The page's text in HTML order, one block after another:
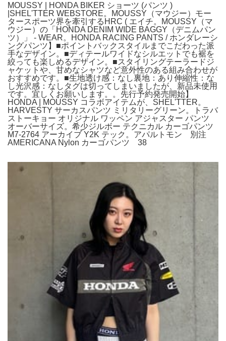
MOUSSY | HONDA BIKER ショーツ (パンツ )
|SHEL'TTER WEBSTORE。MOUSSY（マウジー）モー
タースポーツ界を牽引するHRC ( エイチ。MOUSSY（マ
ウジー）の「HONDA DENIM WIDE BAGGY（デニムパン
ツ）」 - WEAR。HONDA RACING PANTS / ホンダレーシ
ングパンツ】■ポイントバックスタイルまでこだわった派
手なデザイン。■ディテールワイドなシルエットでも裾を
絞っても楽しめるデザイン。■スタイリングテーラードジ
ャケットや、甘めなシャツなど意外性のある組み合わせが
おすすめです。■生地透け感：なし裏地：あり伸縮性：な
し光沢感：なしタグは切ってしまいましたが、新品未使用
です。宜しくお願いします。。先行予約発売開始】
HONDA | MOUSSY コラボアイテムが、SHEL'TTER。
HARVESTY サーカスパンツ ミリタリーグリーン。トラバ
ストーキョー オリジナル ワッペン アジャスター パンツ
オーバーサイズ。希少ジルボー テクニカル カーゴパンツ
M7-2764 アーカイブ Y2K テック。アパルトモン 別注
AMERICANA Nylon カーゴパンツ 38